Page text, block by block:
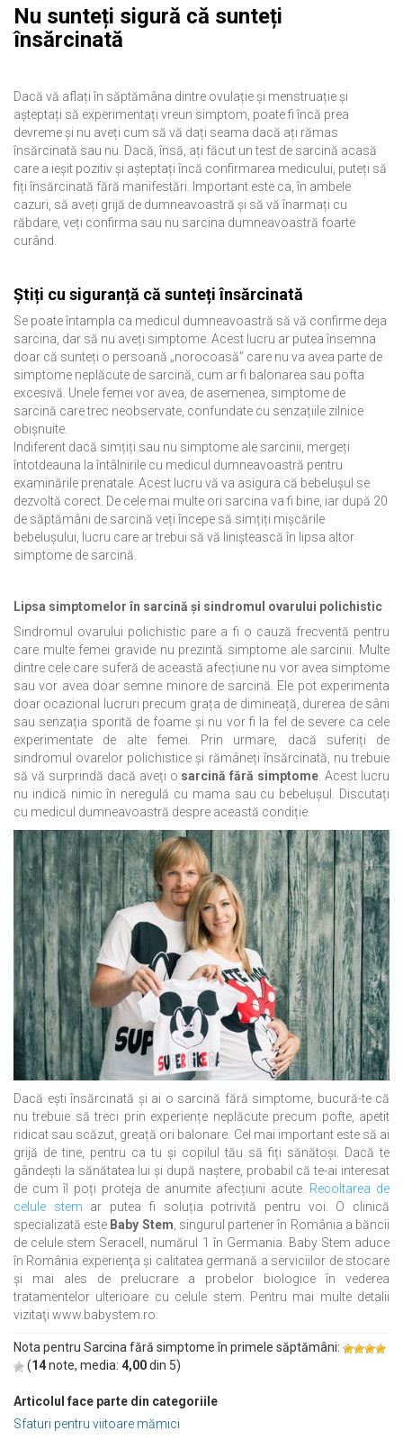
Nu sunteți sigură că sunteți
însărcinată
Dacă vă aflați în săptămâna dintre ovulație și menstruație și
așteptați să experimentați vreun simptom, poate fi încă prea
devreme și nu aveți cum să vă dați seama dacă ați rămas
însărcinată sau nu. Dacă, însă, ați făcut un test de sarcină acasă
care a ieșit pozitiv și așteptați încă confirmarea medicului, puteți să
fiți însărcinată fără manifestări. Important este ca, în ambele
cazuri, să aveți grijă de dumneavoastră și să vă înarmați cu
răbdare, veți confirma sau nu sarcina dumneavoastră foarte
curând.
Știți cu siguranță că sunteți însărcinată
Se poate întampla ca medicul dumneavoastră să vă confirme deja
sarcina, dar să nu aveți simptome. Acest lucru ar putea însemna
doar că sunteți o persoană „norocoasă” care nu va avea parte de
simptome neplăcute de sarcină, cum ar fi balonarea sau pofta
excesivă. Unele femei vor avea, de asemenea, simptome de
sarcină care trec neobservate, confundate cu senzațiile zilnice
obișnuite.
Indiferent dacă simțiți sau nu simptome ale sarcinii, mergeți
întotdeauna la întâlnirile cu medicul dumneavoastră pentru
examinările prenatale. Acest lucru vă va asigura că bebelușul se
dezvoltă corect. De cele mai multe ori sarcina va fi bine, iar după 20
de săptămâni de sarcină veți începe să simțiți mișcările
bebelușului, lucru care ar trebui să vă liniștească în lipsa altor
simptome de sarcină.
Lipsa simptomelor în sarcină și sindromul ovarului polichistic
Sindromul ovarului polichistic pare a fi o cauză frecventă pentru
care multe femei gravide nu prezintă simptome ale sarcinii. Multe
dintre cele care suferă de această afecțiune nu vor avea simptome
sau vor avea doar semne minore de sarcină. Ele pot experimenta
doar ocazional lucruri precum grața de dimineață, durerea de sâni
sau senzația sporită de foame și nu vor fi la fel de severe ca cele
experimentate de alte femei. Prin urmare, dacă suferiți de
sindromul ovarelor polichistice și rămâneți însărcinată, nu trebuie
să vă surprindă dacă aveți o sarcină fără simptome . Acest lucru
nu indică nimic în neregulă cu mama sau cu bebelușul. Discutați
cu medicul dumneavoastră despre această condiție.
Dacă ești însărcinată și ai o sarcină fără simptome, bucură-te că
nu trebuie să treci prin experiențe neplăcute precum pofte, apetit
ridicat sau scăzut, greață ori balonare. Cel mai important este să ai
grijă de tine, pentru ca tu și copilul tău să fiți sănătoși. Dacă te
gândești la sănătatea lui și după naștere, probabil că te-ai interesat
de cum îl poți proteja de anumite afecțiuni acute. Recoltarea de
celule stem ar putea fi soluția potrivită pentru voi. O clinică
specializată este Baby Stem, singurul partener în România a băncii
de celule stem Seracell, numărul 1 în Germania. Baby Stem aduce
în România experienţa şi calitatea germană a serviciilor de stocare
şi mai ales de prelucrare a probelor biologice în vederea
tratamentelor ulterioare cu celule stem. Pentru mai multe detalii
vizitaţi www.babystem.ro.
Nota pentru Sarcina fără simptome în primele săptămâni:
(14note, media: 4,00din 5)
Articolul face parte din categoriile
Sfaturi pentru viitoare mămici